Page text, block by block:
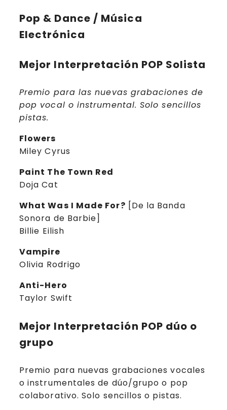
Pop & Dance / Música
Electrónica
Mejor Interpretación POP Solista
Premio para las nuevas grabaciones de
pop vocal o instrumental. Solo sencillos
pistas.
Flowers
Miley Cyrus
Paint The Town Red
Doja Cat
What Was I Made For? [De la Banda
Sonora de Barbie]
Billie Eilish
Vampire
Olivia Rodrigo
Anti-Hero
Taylor Swift
Mejor Interpretación POP dúo o
grupo
Premio para nuevas grabaciones vocales
o instrumentales de dúo/grupo o pop
colaborativo. Solo sencillos o pistas.